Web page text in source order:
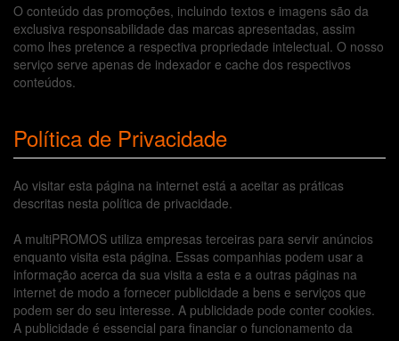
O conteúdo das promoções, incluindo textos e imagens são da
exclusiva responsabilidade das marcas apresentadas, assim
como lhes pretence a respectiva propriedade intelectual. O nosso
serviço serve apenas de indexador e cache dos respectivos
conteúdos.
Política de Privacidade
Ao visitar esta página na internet está a aceitar as práticas
descritas nesta política de privacidade.
A multiPROMOS utiliza empresas terceiras para servir anúncios
enquanto visita esta página. Essas companhias podem usar a
informação acerca da sua visita a esta e a outras páginas na
internet de modo a fornecer publicidade a bens e serviços que
podem ser do seu interesse. A publicidade pode conter cookies.
A publicidade é essencial para financiar o funcionamento da